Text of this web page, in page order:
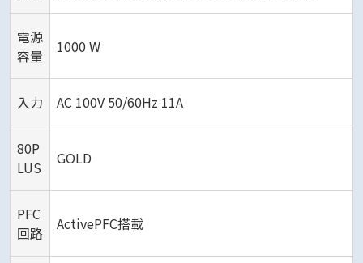
電源
容量
1000 W
入力 AC 100V 50/60Hz 11A
80P
LUS
GOLD
PFC
回路
ActivePFC搭載